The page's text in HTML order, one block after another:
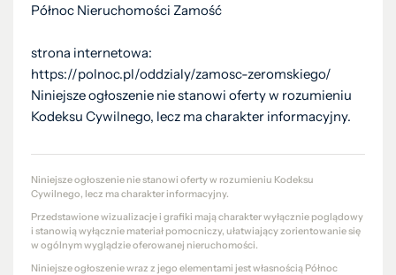
Północ Nieruchomości Zamość
strona internetowa:
https://polnoc.pl/oddzialy/zamosc-zeromskiego/
Niniejsze ogłoszenie nie stanowi oferty w rozumieniu
Kodeksu Cywilnego, lecz ma charakter informacyjny.
Niniejsze ogłoszenie nie stanowi oferty w rozumieniu Kodeksu
Cywilnego, lecz ma charakter informacyjny.
Przedstawione wizualizacje i grafiki mają charakter wyłącznie poglądowy
i stanowią wyłącznie materiał pomocniczy, ułatwiający zorientowanie się
w ogólnym wyglądzie oferowanej nieruchomości.
Niniejsze ogłoszenie wraz z jego elementami jest własnością Północ